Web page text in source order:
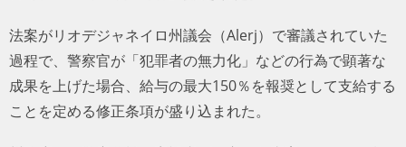
法案がリオデジャネイロ州議会（Alerj）で審議されていた
過程で、警察官が「犯罪者の無力化」などの行為で顕著な
成果を上げた場合、給与の最大150％を報奨として支給する
ことを定める修正条項が盛り込まれた。